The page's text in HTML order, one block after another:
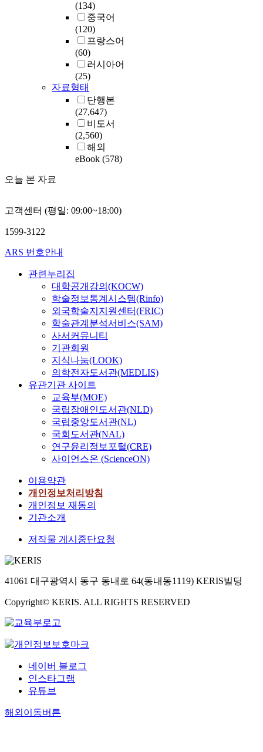
(134)
중국어
(120)
프랑스어
(60)
러시아어
(25)
자료형태
단행본
(27,647)
비도서
(2,560)
해외
eBook (578)
오늘 본 자료
고객센터 (평일: 09:00~18:00)
1599-3122
ARS 번호안내
관련누리집
대학공개강의(KOCW)
학술정보통계시스템(Rinfo)
외국학술지지원센터(FRIC)
학술관계분석서비스(SAM)
사서커뮤니티
기관회원
지식나눔(LOOK)
의학전자도서관(MEDLIS)
유관기관 사이트
교육부(MOE)
국립장애인도서관(NLD)
국립중앙도서관(NL)
국회도서관(NAL)
연구윤리정보포털(CRE)
사이언스온 (ScienceON)
이용약관
개인정보처리방침
개인정보 재동의
기관소개
저작물 게시중단요청
41061 대구광역시 동구 동내로 64(동내동1119) KERIS빌딩
Copyright© KERIS. ALL RIGHTS RESERVED
네이버 블로그
인스타그램
유튜브
해외이동버튼